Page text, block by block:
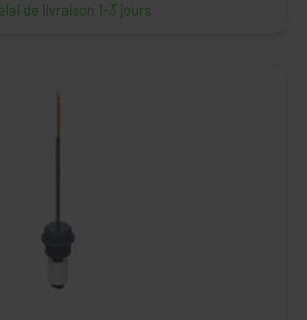
de livraison 1-3 jours